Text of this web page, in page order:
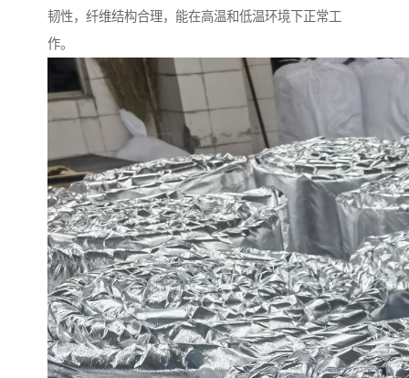
韧性，纤维结构合理，能在高温和低温环境下正常工
作。